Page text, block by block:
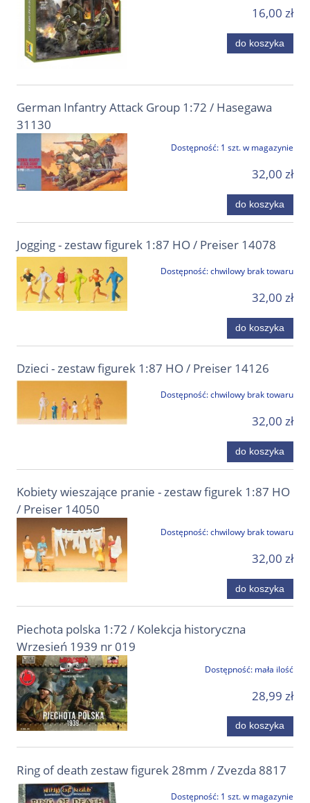
16,00 zł
do koszyka
German Infantry Attack Group 1:72 / Hasegawa
31130
Dostępność: 1 szt. w magazynie
32,00 zł
do koszyka
Jogging - zestaw figurek 1:87 HO / Preiser 14078
Dostępność:chwilowy brak towaru
32,00 zł
do koszyka
Dzieci - zestaw figurek 1:87 HO / Preiser 14126
Dostępność:chwilowy brak towaru
32,00 zł
do koszyka
Kobiety wieszające pranie - zestaw figurek 1:87 HO
/ Preiser 14050
Dostępność:chwilowy brak towaru
32,00 zł
do koszyka
Piechota polska 1:72 / Kolekcja historyczna
Wrzesień 1939 nr 019
Dostępność: mała ilość
28,99 zł
do koszyka
Ring of death zestaw figurek 28mm / Zvezda 8817
Dostępność: 1 szt. w magazynie